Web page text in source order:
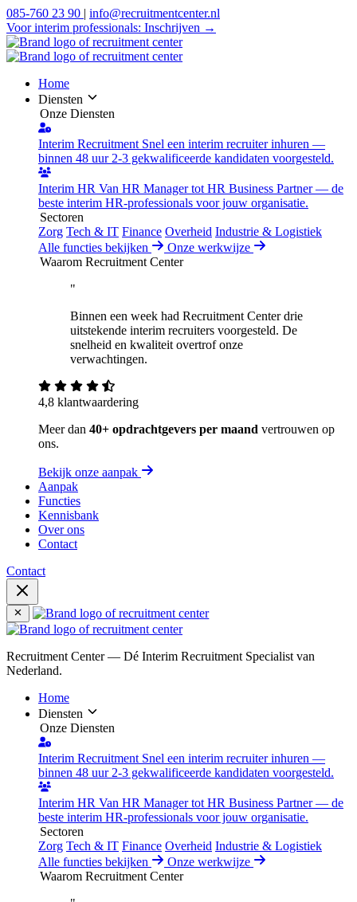
085-760 23 90 | info@recruitmentcenter.nl
Voor interim professionals: Inschrijven →
Home
Diensten
Onze Diensten
Interim Recruitment Snel een interim recruiter inhuren —
binnen 48 uur 2-3 gekwalificeerde kandidaten voorgesteld.
Interim HR Van HR Manager tot HR Business Partner — de
beste interim HR-professionals voor jouw organisatie.
Sectoren
Zorg Tech & IT Finance Overheid Industrie & Logistiek
Alle functies bekijken
Onze werkwijze
Waarom Recruitment Center
"
Binnen een week had Recruitment Center drie
uitstekende interim recruiters voorgesteld. De
snelheid en kwaliteit overtrof onze
verwachtingen.
4,8 klantwaardering
Meer dan 40+ opdrachtgevers per maand vertrouwen op
ons.
Bekijk onze aanpak
Aanpak
Functies
Kennisbank
Over ons
Contact
Contact
Recruitment Center — Dé Interim Recruitment Specialist van
Nederland.
Home
Diensten
Onze Diensten
Interim Recruitment Snel een interim recruiter inhuren —
binnen 48 uur 2-3 gekwalificeerde kandidaten voorgesteld.
Interim HR Van HR Manager tot HR Business Partner — de
beste interim HR-professionals voor jouw organisatie.
Sectoren
Zorg Tech & IT Finance Overheid Industrie & Logistiek
Alle functies bekijken
Onze werkwijze
Waarom Recruitment Center